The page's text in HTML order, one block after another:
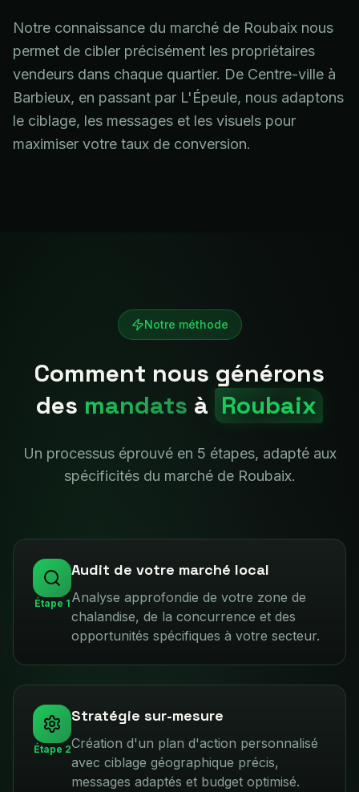
Notre connaissance du marché de Roubaix nous
permet de cibler précisément les propriétaires
vendeurs dans chaque quartier. De Centre-ville à
Barbieux, en passant par L'Épeule, nous adaptons
le ciblage, les messages et les visuels pour
maximiser votre taux de conversion.
Notre méthode
Comment nous générons
des mandats à Roubaix
Un processus éprouvé en 5 étapes, adapté aux
spécificités du marché de Roubaix.
Étape 1
Audit de votre marché local
Analyse approfondie de votre zone de
chalandise, de la concurrence et des
opportunités spécifiques à votre secteur.
Étape 2
Stratégie sur-mesure
Création d'un plan d'action personnalisé
avec ciblage géographique précis,
messages adaptés et budget optimisé.